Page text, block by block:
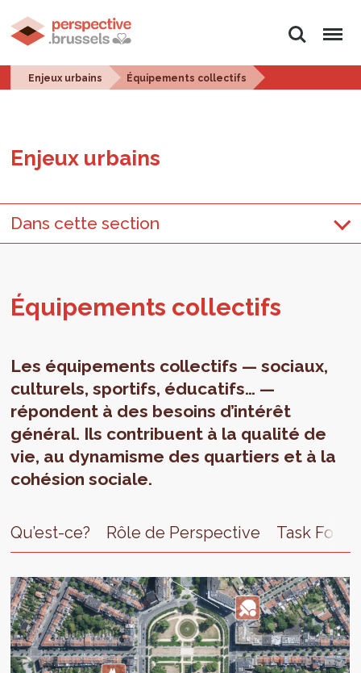
Rechercher
Menu
Enjeux urbains Équipements collectifs
Enjeux urbains
Dans cette section
Équi­pe­ments col­lec­tifs
Les équipements collectifs — sociaux,
culturels, sportifs, éducatifs… —
répondent à des besoins d’intérêt
général. Ils contribuent à la qualité de
vie, au dynamisme des quartiers et à la
cohésion sociale.
Qu’est-ce? Rôle de Perspective Task